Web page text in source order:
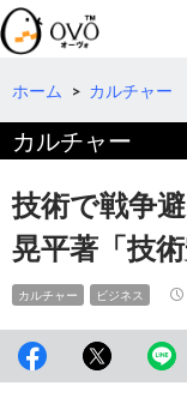
検
索
コ
テ
ツ
へ
動
ホーム > カルチャー
カルチャー
技術で戦争
晃平著「技術
カルチャー ビジネス